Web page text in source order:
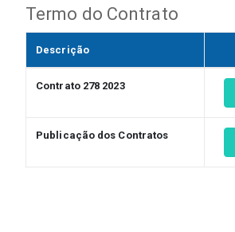
Termo do Contrato
Descrição
Contrato 278 2023
Publicação dos Contratos